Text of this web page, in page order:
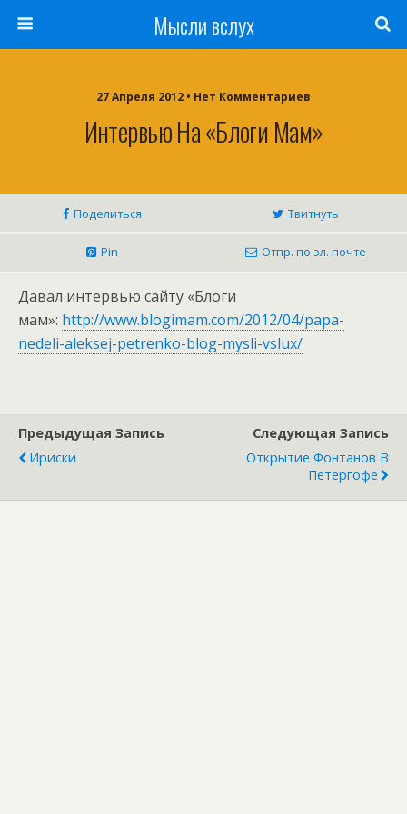
Мысли вслух
27 Апреля 2012 • Нет Комментариев
Интервью На «Блоги Мам»
Поделиться Твитнуть
Pin Отпр. по эл. почте
Давал интервью сайту «Блоги
мам»: http://www.blogimam.com/2012/04/papa-
nedeli-aleksej-petrenko-blog-mysli-vslux/
Предыдущая Запись
Ириски
Следующая Запись
Открытие Фонтанов В
Петергофе